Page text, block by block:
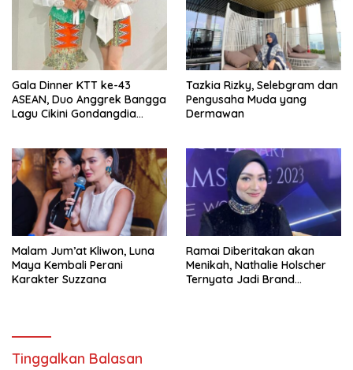
Gala Dinner KTT ke-43
ASEAN, Duo Anggrek Bangga
Lagu Cikini Gondangdia
Tazkia Rizky, Selebgram dan
Pengusaha Muda yang
Dermawan
Malam Jum’at Kliwon, Luna
Maya Kembali Perani
Karakter Suzzana
Ramai Diberitakan akan
Menikah, Nathalie Holscher
Ternyata Jadi Brand
Tinggalkan Balasan